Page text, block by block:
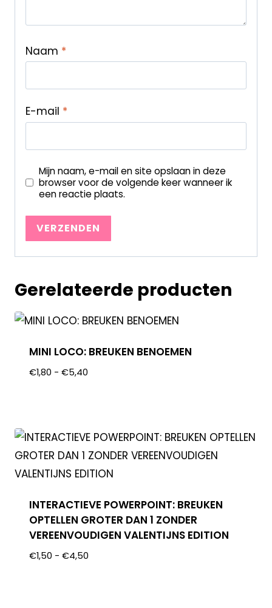
Naam *
E-mail *
Mijn naam, e-mail en site opslaan in deze
browser voor de volgende keer wanneer ik
een reactie plaats.
Gerelateerde producten
MINI LOCO: BREUKEN BENOEMEN
€1,80 - €5,40
INTERACTIEVE POWERPOINT: BREUKEN
OPTELLEN GROTER DAN 1 ZONDER
VEREENVOUDIGEN VALENTIJNS EDITION
€1,50 - €4,50